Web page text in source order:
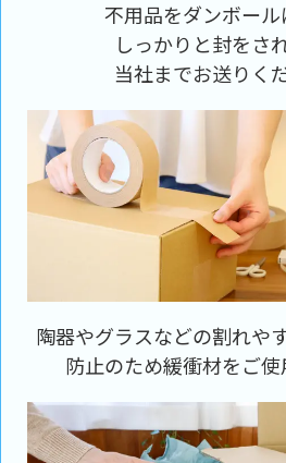
不用品をダンボール
しっかりと封をさ
当社までお送りく
陶器やグラスなどの割れや
防止のため緩衝材をご使